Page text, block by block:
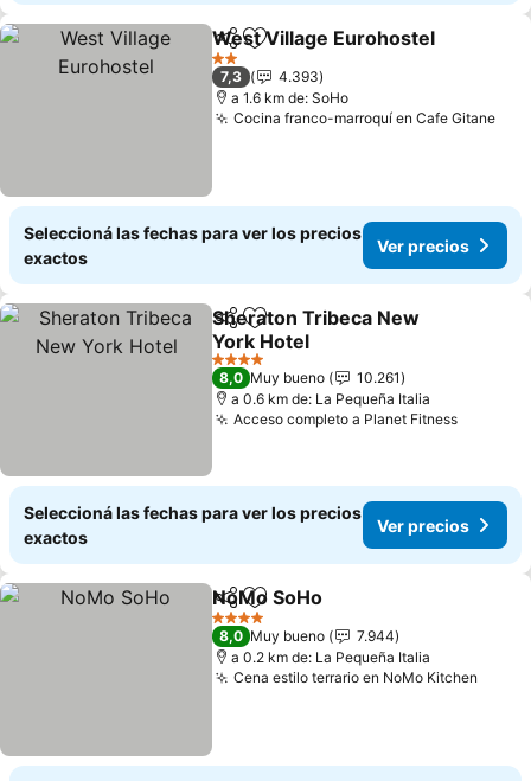
CompartirAñadir a favoritos
West Village Eurohostel
2 Estrellas
7,3
4.393
a 1.6 km de: SoHo
Cocina franco-marroquí en Cafe GitaneVer
Seleccioná las fechas para ver los precios
exactos
Ver precios
CompartirAñadir a favoritos
Sheraton Tribeca New
York Hotel
Ver precios
4 Estrellas
8,0 Muy bueno
10.261
a 0.6 km de: La Pequeña Italia
Acceso completo a Planet FitnessVer
Seleccioná las fechas para ver los precios
exactos
Ver precios
CompartirAñadir a favoritos
NoMo SoHo
4 Estrellas
8,0 Muy bueno
7.944
a 0.2 km de: La Pequeña Italia
Cena estilo terrario en NoMo Kitchen